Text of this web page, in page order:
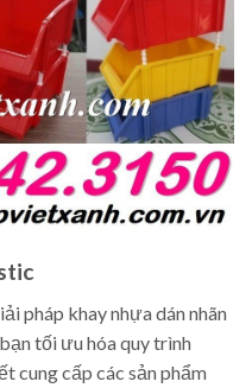
pháp khay nhựa dán nhãn
tối ưu hóa quy trình
cung cấp các sản phẩm